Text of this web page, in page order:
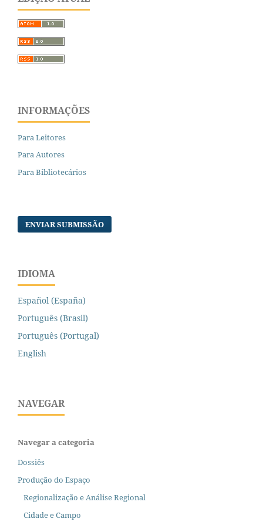
INFORMAÇÕES
Para Leitores
Para Autores
Para Bibliotecários
ENVIAR SUBMISSÃO
IDIOMA
Español (España)
Português (Brasil)
Português (Portugal)
English
NAVEGAR
Navegar a categoria
Dossiês
Produção do Espaço
Regionalização e Análise Regional
Cidade e Campo